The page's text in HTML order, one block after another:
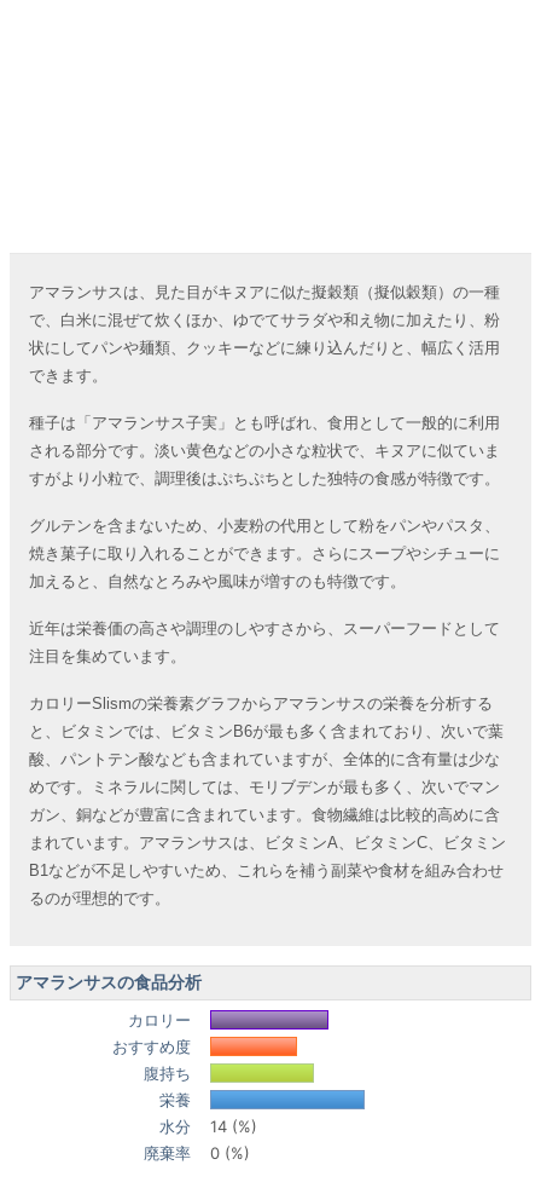
アマランサスは、見た目がキヌアに似た擬穀類（擬似穀類）の一種
で、白米に混ぜて炊くほか、ゆでてサラダや和え物に加えたり、粉
状にしてパンや麺類、クッキーなどに練り込んだりと、幅広く活用
できます。
種子は「アマランサス子実」とも呼ばれ、食用として一般的に利用
される部分です。淡い黄色などの小さな粒状で、キヌアに似ていま
すがより小粒で、調理後はぷちぷちとした独特の食感が特徴です。
グルテンを含まないため、小麦粉の代用として粉をパンやパスタ、
焼き菓子に取り入れることができます。さらにスープやシチューに
加えると、自然なとろみや風味が増すのも特徴です。
近年は栄養価の高さや調理のしやすさから、スーパーフードとして
注目を集めています。
カロリーSlismの栄養素グラフからアマランサスの栄養を分析する
と、ビタミンでは、ビタミンB6が最も多く含まれており、次いで葉
酸、パントテン酸なども含まれていますが、全体的に含有量は少な
めです。ミネラルに関しては、モリブデンが最も多く、次いでマン
ガン、銅などが豊富に含まれています。食物繊維は比較的高めに含
まれています。アマランサスは、ビタミンA、ビタミンC、ビタミン
B1などが不足しやすいため、これらを補う副菜や食材を組み合わせ
るのが理想的です。
アマランサスの食品分析
カロリー
おすすめ度
腹持ち
栄養
水分
14 (%)
廃棄率
0 (%)